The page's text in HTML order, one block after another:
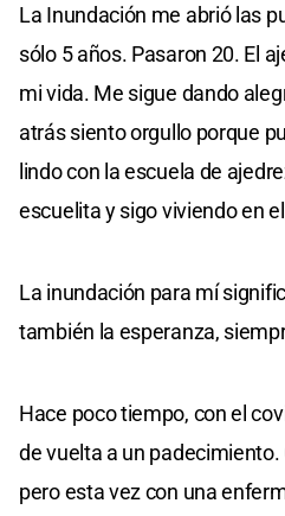
La Inundación me abrió las
sólo 5 años. Pasaron 20. El
mi vida. Me sigue dando
atrás siento orgullo porque
lindo con la escuela de
escuelita y sigo viviendo en
La inundación para mí
también la esperanza,
Hace poco tiempo, con el
de vuelta a un
pero esta vez con una